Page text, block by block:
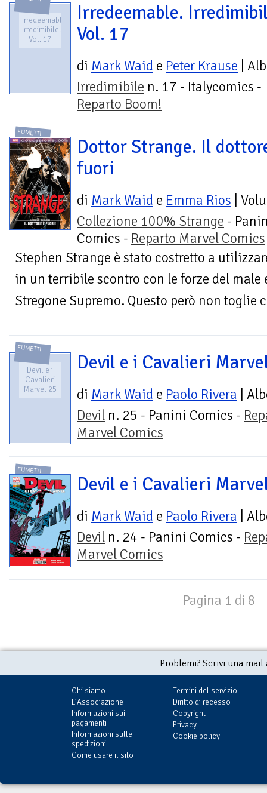
Irredeemable.
Irredimibile.
Vol. 17
Irredeemable.
Vol. 17
di Mark Waid e Peter Krause |
Irredimibile n. 17 - Italycomics -
Reparto Boom!
FUMETTI
Dottor Strange. Il
fuori
di Mark Waid e Emma Rios |
Collezione 100% Strange -
Comics - Reparto Marvel Comics
Stephen Strange è stato costretto a
in un terribile scontro con le forze del male
Stregone Supremo. Questo però non toglie
FUMETTI
Devil e i
Cavalieri
Marvel 25
Devil e i Cavalieri
di Mark Waid e Paolo Rivera |
Devil n. 25 - Panini Comics -
Marvel Comics
FUMETTI
Devil e i Cavalieri
di Mark Waid e Paolo Rivera |
Devil n. 24 - Panini Comics -
Marvel Comics
Pagina 1 di 8
Problemi? Scrivi una
Chi siamo
L'Associazione
Informazioni sui
pagamenti
Informazioni sulle
spedizioni
Come usare il sito
Termini del servizio
Diritto di recesso
Copyright
Privacy
Cookie policy